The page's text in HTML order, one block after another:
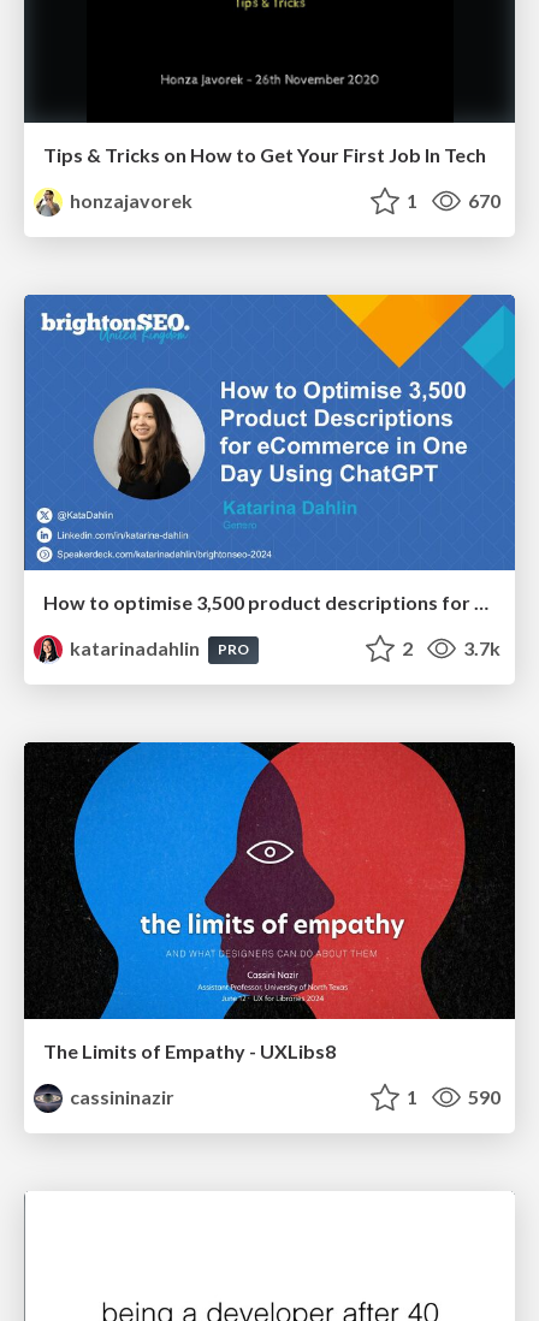
Tips & Tricks on How to Get Your First Job In Tech
honzajavorek
1 670
How to optimise 3,500 product descriptions for ecommerce in one day using ChatGPT
katarinadahlin
PRO 2 3.7k
The Limits of Empathy - UXLibs8
cassininazir
1 590